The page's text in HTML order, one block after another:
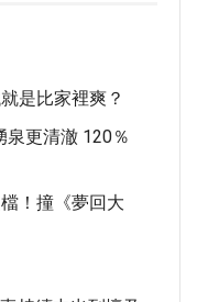
是比家裡爽？
泉更清澈 120％
！撞《夢回大